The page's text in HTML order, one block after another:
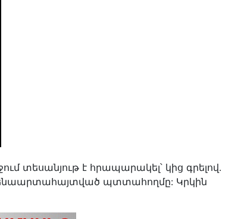
տեսանյութ է հրապարակել՝ կից գրելով.
պտտահողմը: Կրկին